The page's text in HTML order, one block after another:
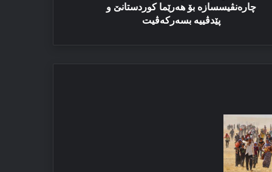
چاره‌نڤيسسازه‌ بۆ هه‌رێما كوردستانێ و
پێدڤييه‌ بسه‌ركه‌ڤيت